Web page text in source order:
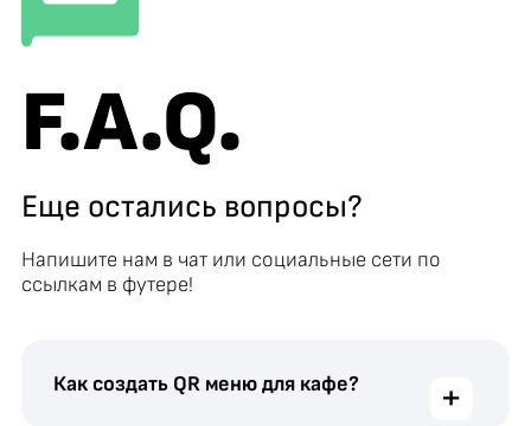
F.A.Q.
Еще остались вопросы?
Напишите нам в чат или социальные сети по
ссылкам в футере!
+
Как создать QR меню для кафе?